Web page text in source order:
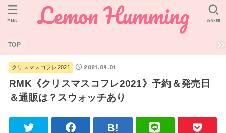
TOP
SEARCH
MENU
クリスマスコフレ2021 2021.09.01
RMK《クリスマスコフレ2021》予約＆発売日
＆通販は？スウォッチあり